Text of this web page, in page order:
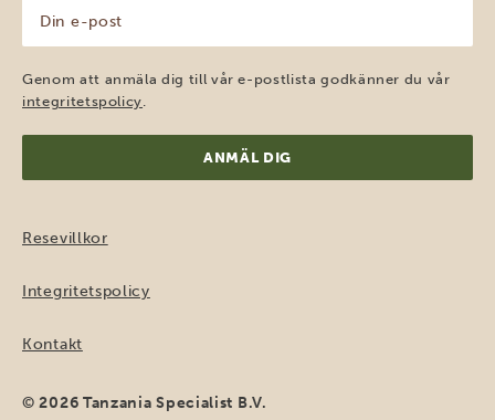
post
(Obligatoriskt)
Genom att anmäla dig till vår e-postlista godkänner du vår
integritetspolicy
Resevillkor
Integritetspolicy
Kontakt
© 2026 Tanzania Specialist B.V.